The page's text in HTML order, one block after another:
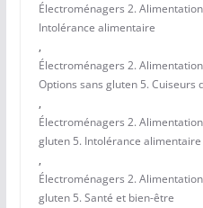
Électroménagers 2.
Intolérance alimentaire
,
Électroménagers 2.
Options sans gluten 5. Cuiseurs
,
Électroménagers 2.
gluten 5. Intolérance alimentaire
,
Électroménagers 2.
gluten 5. Santé et bien-être